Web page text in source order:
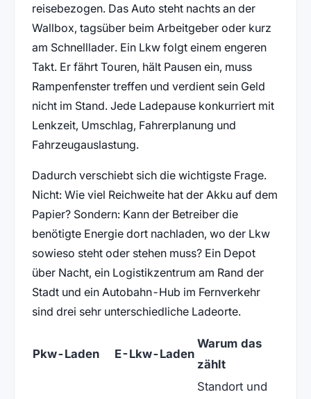
reisebezogen. Das Auto steht nachts an der
Wallbox, tagsüber beim Arbeitgeber oder kurz
am Schnelllader. Ein Lkw folgt einem engeren
Takt. Er fährt Touren, hält Pausen ein, muss
Rampenfenster treffen und verdient sein Geld
nicht im Stand. Jede Ladepause konkurriert mit
Lenkzeit, Umschlag, Fahrerplanung und
Fahrzeugauslastung.
Dadurch verschiebt sich die wichtigste Frage.
Nicht: Wie viel Reichweite hat der Akku auf dem
Papier? Sondern: Kann der Betreiber die
benötigte Energie dort nachladen, wo der Lkw
sowieso steht oder stehen muss? Ein Depot
über Nacht, ein Logistikzentrum am Rand der
Stadt und ein Autobahn-Hub im Fernverkehr
sind drei sehr unterschiedliche Ladeorte.
Pkw-Laden E-Lkw-Laden
Warum das
zählt
Standort und